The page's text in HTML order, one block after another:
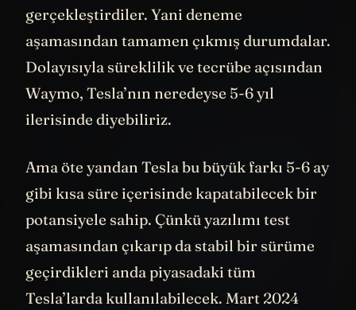
10 milyon+ ücretli yolculuk
gerçekleştirdiler. Yani deneme
aşamasından tamamen çıkmış durumdalar.
Dolayısıyla süreklilik ve tecrübe açısından
Waymo, Tesla’nın neredeyse 5-6 yıl
Ama öte yandan Tesla bu büyük farkı 5-6 ay
gibi kısa süre içerisinde kapatabilecek bir
potansiyele sahip. Çünkü yazılımı test
aşamasından çıkarıp da stabil bir sürüme
geçirdikleri anda piyasadaki tüm